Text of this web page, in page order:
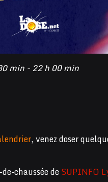
min - 22 h 00 min
, venez doser
chaussée deSUPINFO